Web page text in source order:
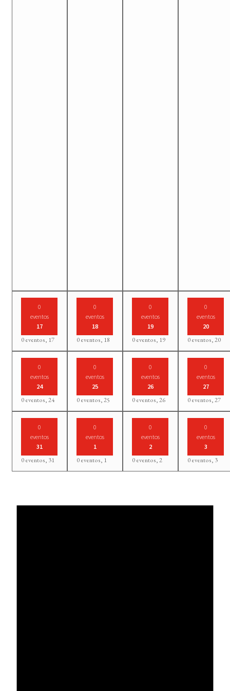
0
eventos
17
0 eventos, 17
0
eventos
18
0 eventos, 18
0
eventos
19
0 eventos, 19
0
eventos
20
0 eventos,20
0
eventos
24
0 eventos,24
0
eventos
25
0 eventos,25
0
eventos
26
0 eventos,26
0
eventos
27
0 eventos,27
0
eventos
31
0 eventos, 31
0
eventos
1
0 eventos, 1
0
eventos
2
0 eventos,2
0
eventos
3
0 eventos, 3